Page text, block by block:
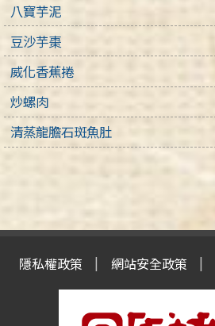
八寶芋泥
豆沙芋棗
威化香蕉捲
炒螺肉
清蒸龍膽石斑魚肚
隱私權政策 網站安全政策